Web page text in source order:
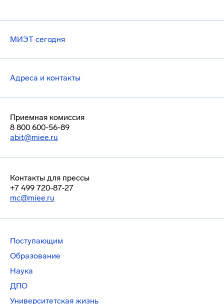
МИЭТ сегодня
Адреса и контакты
Приемная комиссия
8 800 600-56-89
abit@miee.ru
Контакты для прессы
+7 499 720-87-27
mc@miee.ru
Поступающим
Образование
Наука
ДПО
Университетская жизнь